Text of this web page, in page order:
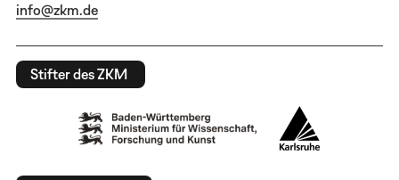
info@zkm.de
Stifter des ZKM